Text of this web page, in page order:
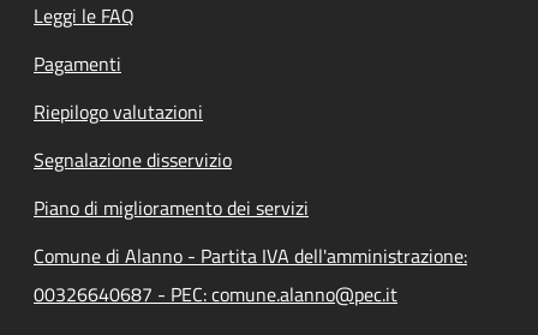
Leggi le FAQ
Pagamenti
Riepilogo valutazioni
Segnalazione disservizio
Piano di miglioramento dei servizi
Comune di Alanno - Partita IVA dell'amministrazione:
00326640687 - PEC: comune.alanno@pec.it